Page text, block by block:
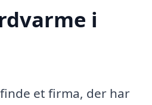
i
et firma, der har